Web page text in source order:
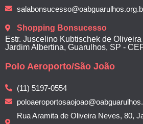
Shopping Bonsucesso
Estr. Juscelino Kubtischek de Oliveira
Jardim Albertina, Guarulhos, SP -
Polo Aeroporto/São João
(11) 5197-0554
Rua Aramita de Oliveira Neves, 80,